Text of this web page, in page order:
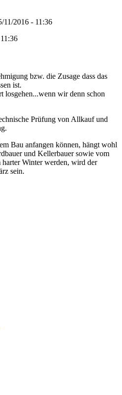
11/2016 - 11:36
bzw. die Zusage dass das
ist.
losgehen...wenn wir denn schon
Prüfung von Allkauf und
Bau anfangen können, hängt wohl
und Kellerbauer sowie vom
harter Winter werden, wird der
sein.